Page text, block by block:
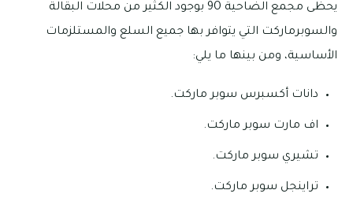
يحظى مجمع الضاحية 9O بوجود الكثير من محلات البقالة
والسوبرماركت التي يتوافر بها جميع السلع والمستلزمات
الأساسية، ومن بينها ما يلي:
دانات أكسبرس سوبر ماركت.
اف مارت سوبر ماركت.
تشيري سوبر ماركت.
تراينجل سوبر ماركت.